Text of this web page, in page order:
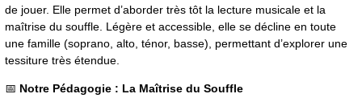
de jouer. Elle permet d’aborder très tôt la lecture musicale et la
maîtrise du souffle. Légère et accessible, elle se décline en toute
une famille (soprano, alto, ténor, basse), permettant d’explorer une
tessiture très étendue.
📅 Notre Pédagogie : La Maîtrise du Souffle